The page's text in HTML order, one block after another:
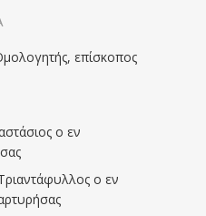
επίσκοπος
ο εν
ο εν